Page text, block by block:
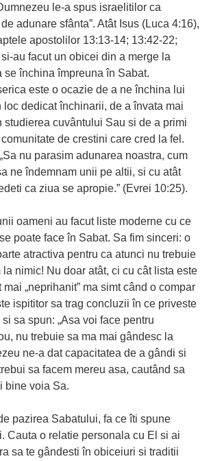
le-a spus israelitilor ca
adunare sfânta”. Atât Isus (Luca 4:16),
apostolilor 13:13-14; 13:42-22;
au facut un obicei din a merge la
se închina împreuna în Sabat.
este o ocazie de a ne închina lui
loc dedicat închinarii, de a învata mai
studierea cuvântului Sau si de a primi
de crestini care cred la fel.
nu parasim adunarea noastra, cum
ne îndemnam unii pe altii, si cu atât
ca ziua se apropie.” (Evrei 10:25).
oameni au facut liste moderne cu ce
poate face în Sabat. Sa fim sinceri: o
atractiva pentru ca atunci nu trebuie
nimic! Nu doar atât, ci cu cât lista este
mai „neprihanit” ma simt când o compar
ispititor sa trag concluzii în ce priveste
sa spun: „Asa voi face pentru
nu trebuie sa ma mai gândesc la
ne-a dat capacitatea de a gândi si
sa facem mereu asa, cautând sa
bine voia Sa.
pazirea Sabatului, fa ce îti spune
Cauta o relatie personala cu El si ai
sa te gândesti în obiceiuri si traditii